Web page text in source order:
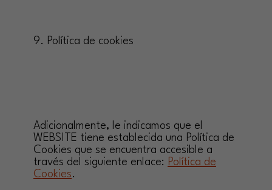
9. Política de cookies
Adicionalmente, le indicamos que el
WEBSITE tiene establecida una Política de
Cookies que se encuentra accesible a
través del siguiente enlace: Política de
Cookies.